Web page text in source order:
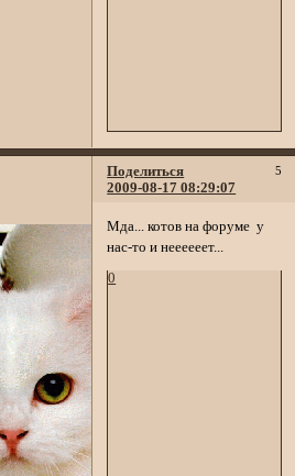
Поделиться 5
2009-08-17 08:29:07
Мда... котов на форуме у
нас-то и неееееет...
0